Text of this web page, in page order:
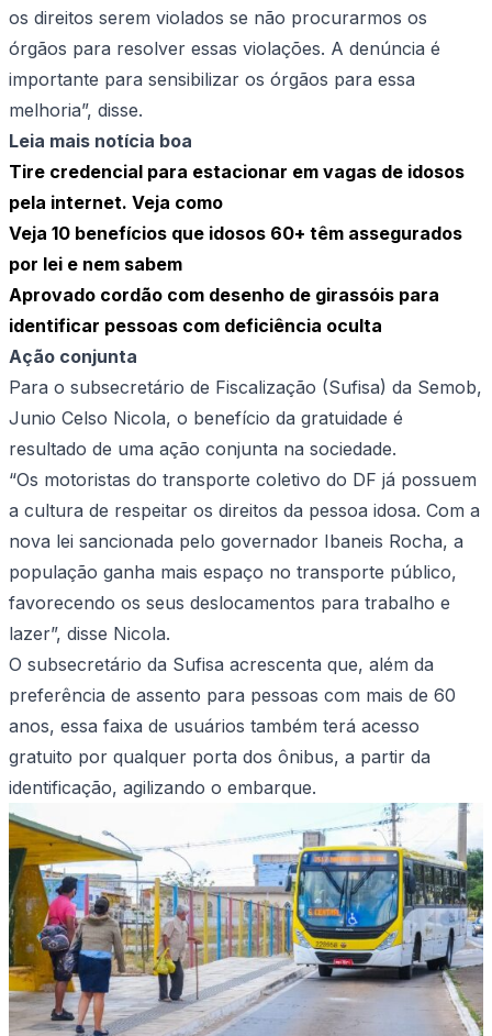
os direitos serem violados se não procurarmos os
órgãos para resolver essas violações. A denúncia é
importante para sensibilizar os órgãos para essa
melhoria”, disse.
Leia mais notícia boa
Tire credencial para estacionar em vagas de idosos
pela internet. Veja como
Veja 10 benefícios que idosos 60+ têm assegurados
por lei e nem sabem
Aprovado cordão com desenho de girassóis para
identificar pessoas com deficiência oculta
Ação conjunta
Para o subsecretário de Fiscalização (Sufisa) da Semob,
Junio Celso Nicola, o benefício da gratuidade é
resultado de uma ação conjunta na sociedade.
“Os motoristas do transporte coletivo do DF já possuem
a cultura de respeitar os direitos da pessoa idosa. Com a
nova lei sancionada pelo governador Ibaneis Rocha, a
população ganha mais espaço no transporte público,
favorecendo os seus deslocamentos para trabalho e
lazer”, disse Nicola.
O subsecretário da Sufisa acrescenta que, além da
preferência de assento para pessoas com mais de 60
anos, essa faixa de usuários também terá acesso
gratuito por qualquer porta dos ônibus, a partir da
identificação, agilizando o embarque.